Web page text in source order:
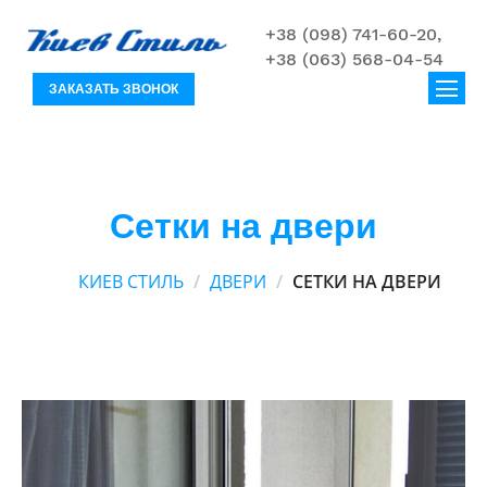
+38 (098) 741-60-20,
+38 (063) 568-04-54
ЗАКАЗАТЬ ЗВОНОК
Сетки на двери
КИЕВ СТИЛЬ ДВЕРИ СЕТКИ НА ДВЕРИ